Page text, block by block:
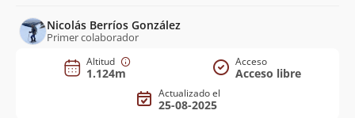
Nicolás Berríos González
Primer colaborador
Altitud
1.124m
Acceso
Acceso libre
Actualizado el
25-08-2025